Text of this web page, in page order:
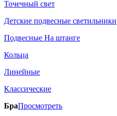
Точечный свет
Детские подвесные светильники
Подвесные На штанге
Кольца
Линейные
Классические
БраПросмотреть